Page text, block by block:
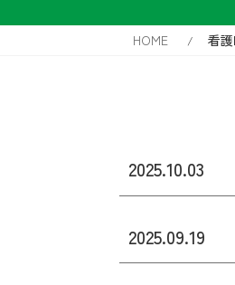
HOME 看
2025.10.03
2025.09.19